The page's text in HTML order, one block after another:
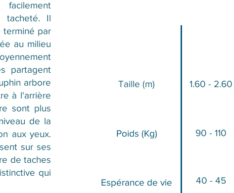
tacheté. Il
terminé par
au milieu
partagent
arbore
à l'arrière
sont plus
de la
aux yeux.
sur ses
de taches
qui
Taille (m)​​
Poids (Kg)
Espérance de vie
1.60 - 2.60
90 - 110
40 - 45